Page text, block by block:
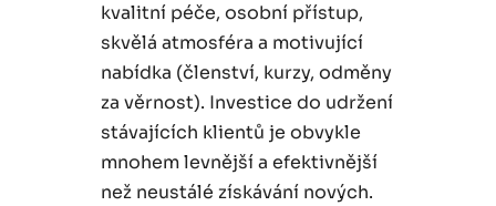
kvalitní péče, osobní přístup,
skvělá atmosféra a motivující
nabídka (členství, kurzy, odměny
za věrnost). Investice do udržení
stávajících klientů je obvykle
mnohem levnější a efektivnější
než neustálé získávání nových.